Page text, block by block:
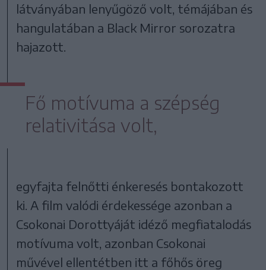
látványában lenyűgöző volt, témájában és
hangulatában a Black Mirror sorozatra
hajazott.
Fő motívuma a szépség
relativitása volt,
egyfajta felnőtti énkeresés bontakozott
ki. A film valódi érdekessége azonban a
Csokonai Dorottyáját idéző megfiatalodás
motívuma volt, azonban Csokonai
művével ellentétben itt a főhős öreg